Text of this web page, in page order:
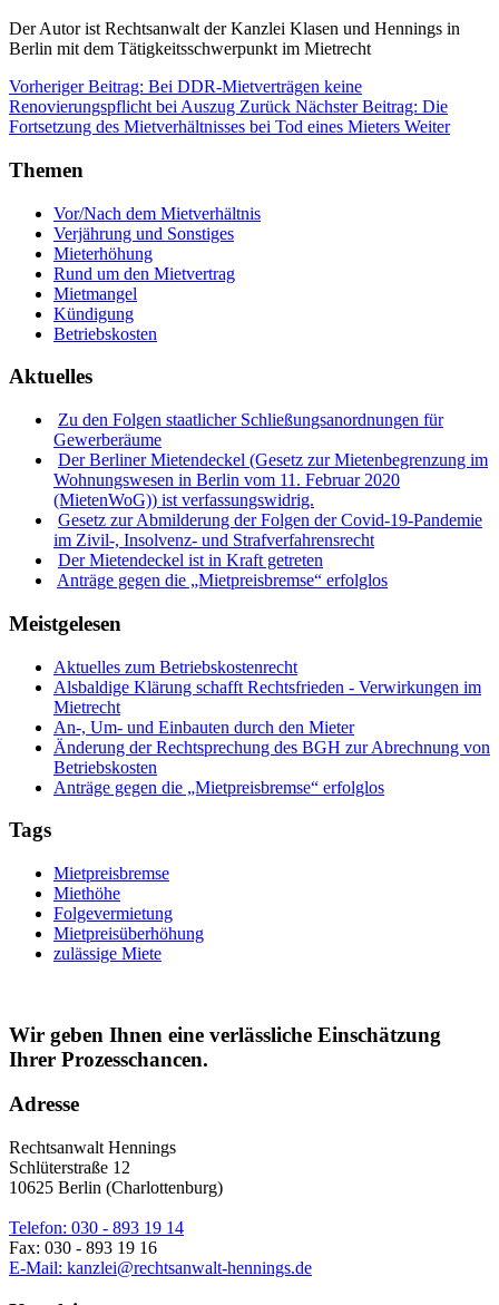
Der Autor ist Rechtsanwalt der Kanzlei Klasen und Hennings in
Berlin mit dem Tätigkeitsschwerpunkt im Mietrecht
Vorheriger Beitrag: Bei DDR-Mietverträgen keine
Renovierungspflicht bei Auszug Zurück Nächster Beitrag: Die
Fortsetzung des Mietverhältnisses bei Tod eines Mieters Weiter
Themen
Vor/Nach dem Mietverhältnis
Verjährung und Sonstiges
Mieterhöhung
Rund um den Mietvertrag
Mietmangel
Kündigung
Betriebskosten
Aktuelles
Zu den Folgen staatlicher Schließungsanordnungen für
Gewerberäume
Der Berliner Mietendeckel (Gesetz zur Mietenbegrenzung im
Wohnungswesen in Berlin vom 11. Februar 2020
(MietenWoG)) ist verfassungswidrig.
Gesetz zur Abmilderung der Folgen der Covid-19-Pandemie
im Zivil-, Insolvenz- und Strafverfahrensrecht
Der Mietendeckel ist in Kraft getreten
Anträge gegen die „Mietpreisbremse“ erfolglos
Meistgelesen
Aktuelles zum Betriebskostenrecht
Alsbaldige Klärung schafft Rechtsfrieden - Verwirkungen im
Mietrecht
An-, Um- und Einbauten durch den Mieter
Änderung der Rechtsprechung des BGH zur Abrechnung von
Betriebskosten
Anträge gegen die „Mietpreisbremse“ erfolglos
Tags
Mietpreisbremse
Miethöhe
Folgevermietung
Mietpreisüberhöhung
zulässige Miete
Wir geben Ihnen eine verlässliche Einschätzung
Ihrer Prozesschancen.
Adresse
Rechtsanwalt Hennings
Schlüterstraße 12
10625 Berlin (Charlottenburg)
Telefon: 030 - 893 19 14
Fax: 030 - 893 19 16
E-Mail: kanzlei@rechtsanwalt-hennings.de